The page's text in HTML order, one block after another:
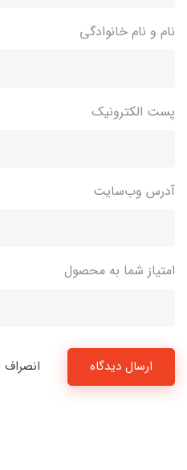
نام و نام خانوادگی
پست الکترونیک
آدرس وب‌سایت
امتیاز شما به محصول
ارسال دیدگاه انصراف